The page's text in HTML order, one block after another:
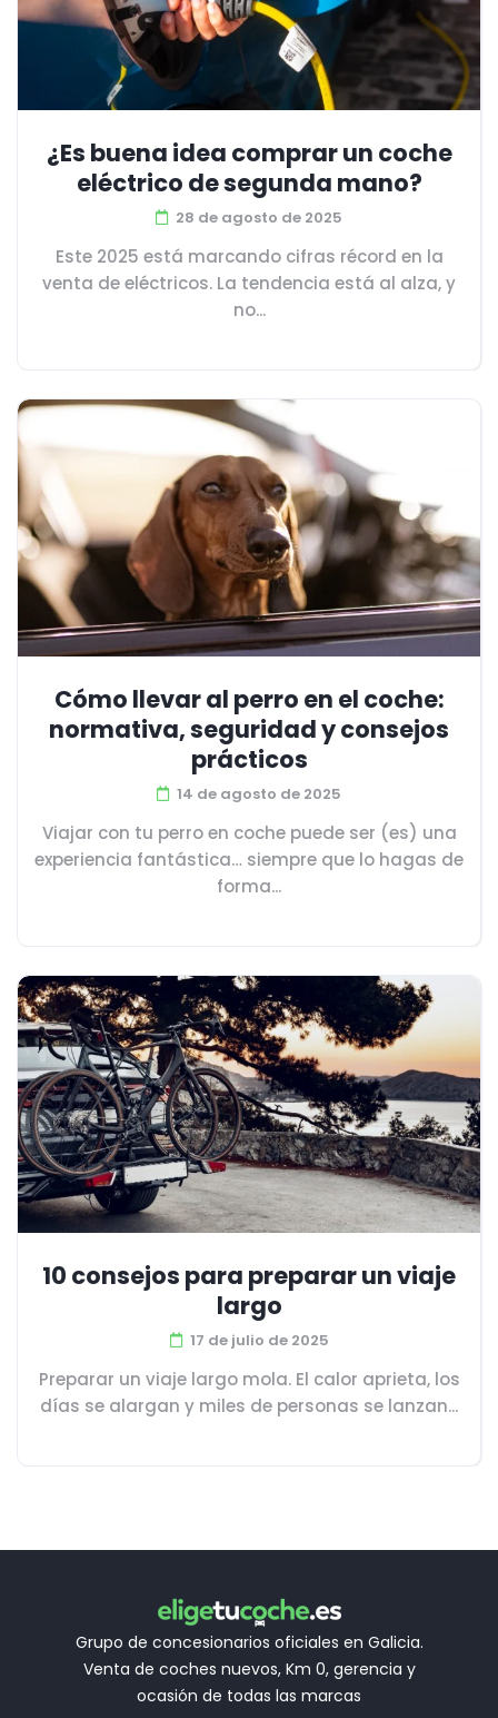
¿Es buena idea comprar un coche
eléctrico de segunda mano?
28 de agosto de 2025
Este 2025 está marcando cifras récord en la
venta de eléctricos. La tendencia está al alza, y
no...
Cómo llevar al perro en el coche:
normativa, seguridad y consejos
prácticos
14 de agosto de 2025
Viajar con tu perro en coche puede ser (es) una
experiencia fantástica… siempre que lo hagas de
forma...
10 consejos para preparar un viaje
largo
17 de julio de 2025
Preparar un viaje largo mola. El calor aprieta, los
días se alargan y miles de personas se lanzan...
Grupo de concesionarios oficiales en Galicia.
Venta de coches nuevos, Km 0, gerencia y
ocasión de todas las marcas